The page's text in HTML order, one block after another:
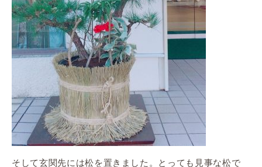
そして玄関先には松を置きました。とっても見事な松で